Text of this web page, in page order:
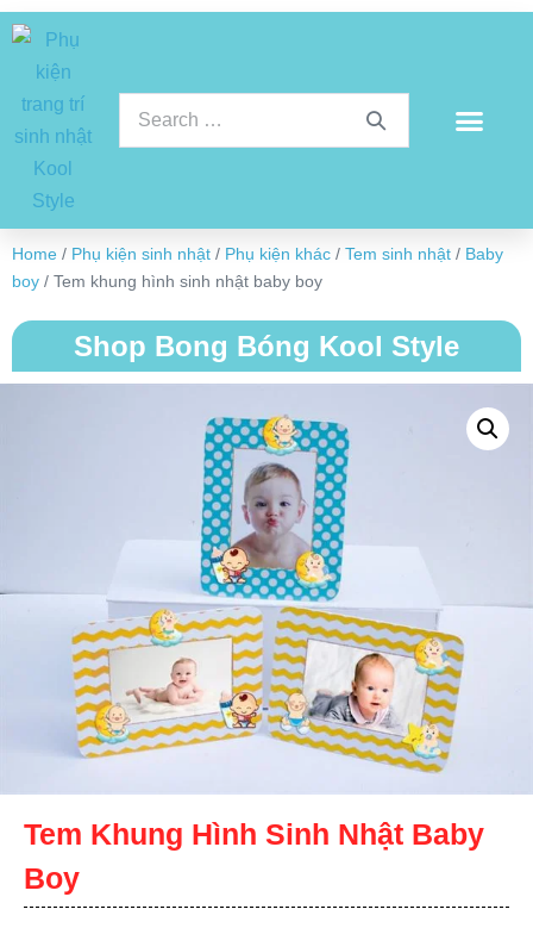
Home / Phụ kiện sinh nhật / Phụ kiện khác / Tem sinh nhật / Baby
boy / Tem khung hình sinh nhật baby boy
Shop Bong Bóng Kool Style
Tem Khung Hình Sinh Nhật Baby
Boy